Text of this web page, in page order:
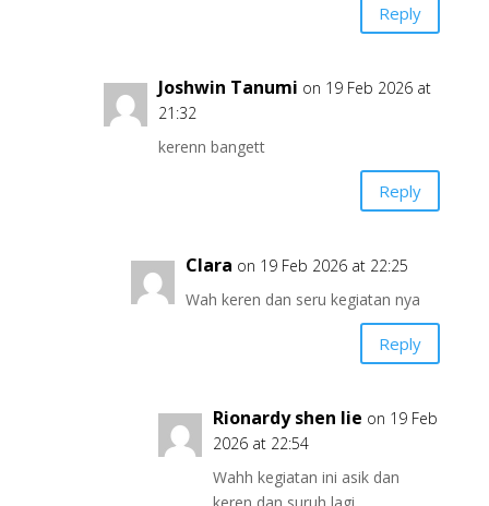
Reply
Joshwin Tanumi on 19 Feb 2026 at
21:32
kerenn bangett
Reply
Clara on 19 Feb 2026 at 22:25
Wah keren dan seru kegiatan nya
Reply
Rionardy shen lie on 19 Feb
2026 at 22:54
Wahh kegiatan ini asik dan